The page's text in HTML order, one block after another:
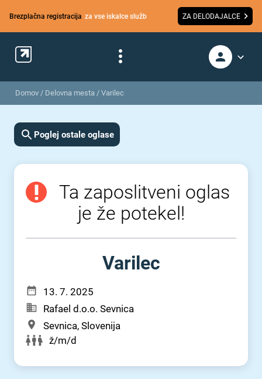
Brezplačna registracija za vse iskalce služb ZA DELODAJALCE
Domov / Delovna mesta / Varilec
Poglej ostale oglase
Ta zaposlitveni oglas
je že potekel!
Varilec
13. 7. 2025
Rafael d.o.o. Sevnica
Sevnica, Slovenija
ž/m/d